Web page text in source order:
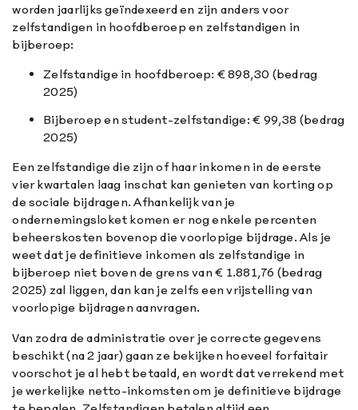
worden jaarlijks geïndexeerd en zijn anders voor
zelfstandigen in hoofdberoep en zelfstandigen in
bijberoep:
Zelfstandige in hoofdberoep: € 898,30 (bedrag
2025)
Bijberoep en student-zelfstandige: € 99,38 (bedrag
2025)
Een zelfstandige die zijn of haar inkomen in de eerste
vier kwartalen laag inschat kan genieten van korting op
de sociale bijdragen. Afhankelijk van je
ondernemingsloket komen er nog enkele percenten
beheerskosten bovenop die voorlopige bijdrage. Als je
weet dat je definitieve inkomen als zelfstandige in
bijberoep niet boven de grens van € 1.881,76 (bedrag
2025) zal liggen, dan kan je zelfs een vrijstelling van
voorlopige bijdragen aanvragen.
Van zodra de administratie over je correcte gegevens
beschikt (na 2 jaar) gaan ze bekijken hoeveel forfaitair
voorschot je al hebt betaald, en wordt dat verrekend met
je werkelijke netto-inkomsten om je definitieve bijdrage